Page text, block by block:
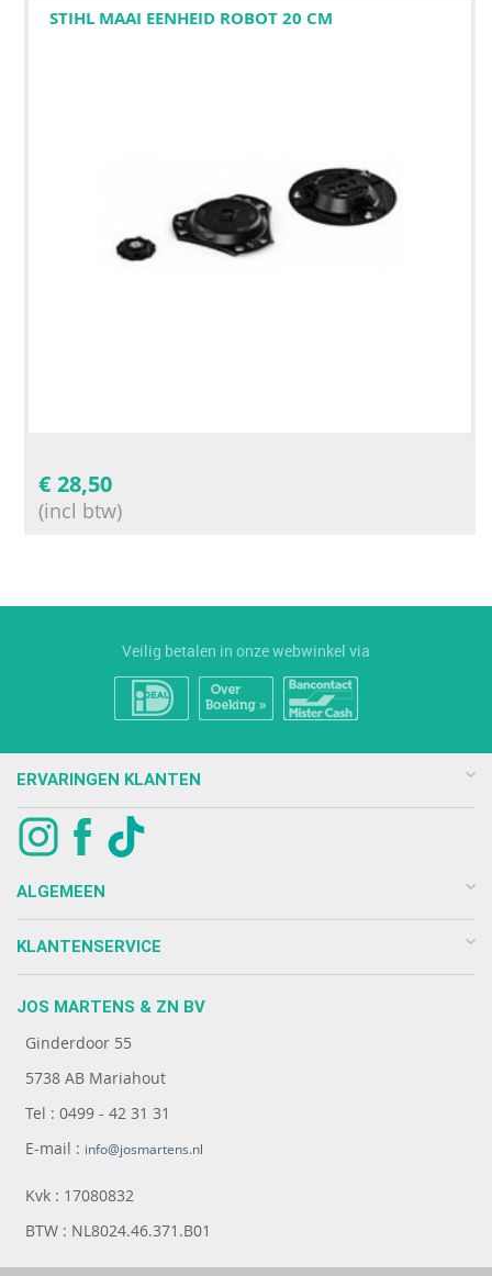
STIHL MAAI EENHEID ROBOT 20 CM
€ 28,50
(incl btw)
Veilig betalen in onze webwinkel via
ERVARINGEN KLANTEN
ALGEMEEN
KLANTENSERVICE
JOS MARTENS & ZN BV
Ginderdoor 55
5738 AB Mariahout
Tel : 0499 - 42 31 31
E-mail : info@josmartens.nl
Kvk : 17080832
BTW : NL8024.46.371.B01